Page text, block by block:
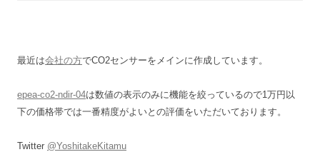
最近は会社の方でCO2センサーをメインに作成しています。
epea-co2-ndir-04は数値の表示のみに機能を絞っているので1万円以
下の価格帯では一番精度がよいとの評価をいただいております。
Twitter @YoshitakeKitamu